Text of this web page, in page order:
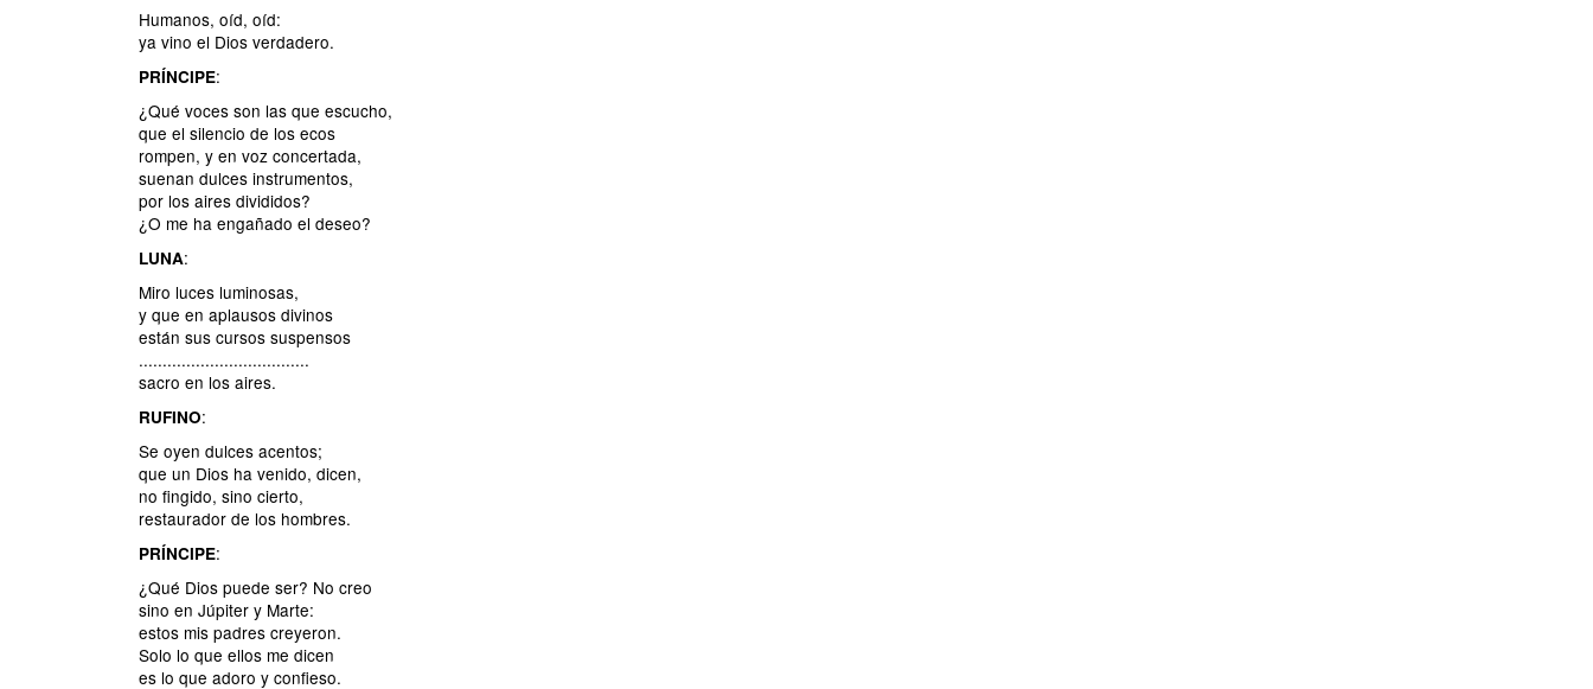
Humanos, oíd, oíd:
ya vino el Dios verdadero.
PRÍNCIPE:
¿Qué voces son las que escucho,
que el silencio de los ecos
rompen, y en voz concertada,
suenan dulces instrumentos,
por los aires divididos?
¿O me ha engañado el deseo?
LUNA:
Miro luces luminosas,
y que en aplausos divinos
están sus cursos suspensos
....................................
sacro en los aires.
RUFINO:
Se oyen dulces acentos;
que un Dios ha venido, dicen,
no fingido, sino cierto,
restaurador de los hombres.
PRÍNCIPE:
¿Qué Dios puede ser? No creo
sino en Júpiter y Marte:
estos mis padres creyeron.
Solo lo que ellos me dicen
es lo que adoro y confieso.